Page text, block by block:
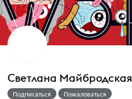
Светлана Майбродская
Подписаться Пожаловаться